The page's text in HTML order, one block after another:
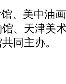
美中油画
、天津美
同主办。